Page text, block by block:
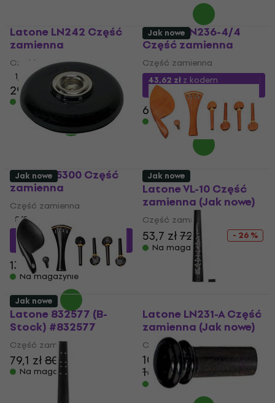
Latone LN242 Część
zamienna
Część zamienna
1
29,4 zł
Na magazynie
Latone LN236-4/4
Część zamienna
Część zamienna
43,62 złz kodem
MUZMUZ-30
63,42 zł
Na magazynie
GEWA 415300 Część
zamienna
Część zamienna
5/5
105 złz kodemMUZMUZ-
20
139,21 zł
Na magazynie
Jak nowe
Latone VL-10 Część
zamienna (Jak nowe)
Część zamienna
53,7 zł72,9 zł
- 26 %
Na magazynie
Jak nowe
Latone 832577 (B-
Stock) #832577
Część zamienna
79,1 zł80,8 zł
Na magazynie
Jak nowe
Latone LN231-A Część
zamienna (Jak nowe)
Część zamienna
108 zł
147,51 zł
Na magazynie
Jak nowe